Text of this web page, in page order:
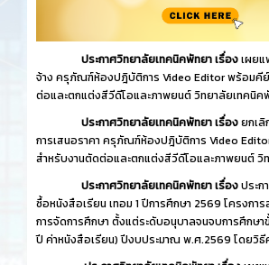
ประกาศวิทยาลัยเทคนิคพัทยา เรื่องเผย
จ้าง ครุภัณฑ์ห้องปฎิบัติการ Video Editor พร้อมคี
ต่อและตกแต่งสีวีดีโอและภาพยนต์ วิทยาลัยเทคนิค
ประกาศวิทยาลัยเทคนิคพัทยา เรื่องยกเลิ
การเสนอราคา ครุภัณฑ์ห้องปฎิบัติการ Video
สำหรับงานตัดต่อและตกแต่งสีวีดีโอและภาพยนต์ วิ
ประกาศวิทยาลัยเทคนิคพัทยา เรื่องประก
ซื้อหนังสือเรียน เทอม 1 ปีการศึกษา 2569 โครงการ
การจัดการศึกษา ตั้งแต่ระดับอนุบาลจนจบการศึกษา
ปี ค่าหนังสือเรียน) ปีงบประมาณ พ.ศ.2569 โดยวิธี